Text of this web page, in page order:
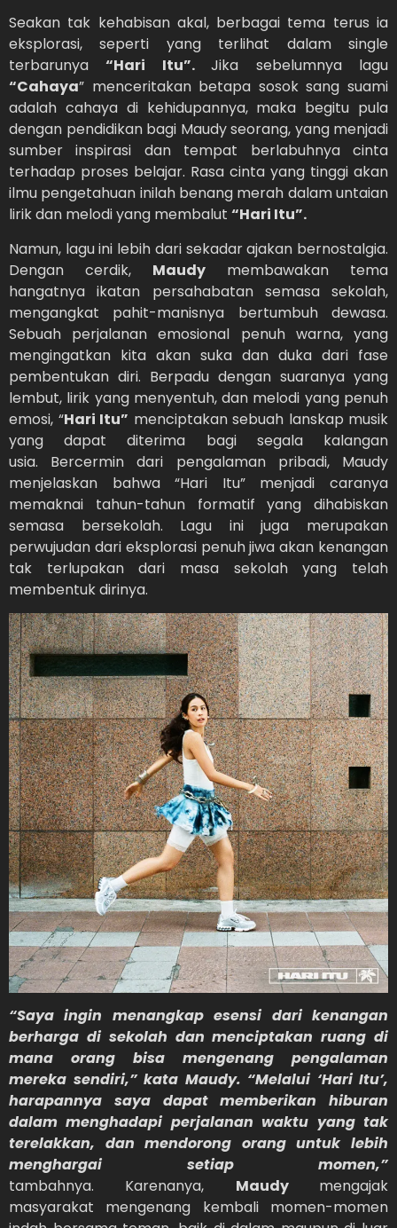
Seakan tak kehabisan akal, berbagai tema terus ia
eksplorasi, seperti yang terlihat dalam single
terbarunya“Hari Itu”.Jika sebelumnya lagu
“Cahaya” menceritakan betapa sosok sang suami
adalah cahaya di kehidupannya, maka begitu pula
dengan pendidikan bagi Maudy seorang, yang menjadi
sumber inspirasi dan tempat berlabuhnya cinta
terhadap proses belajar. Rasa cinta yang tinggi akan
ilmu pengetahuan inilah benang merah dalam untaian
lirik dan melodi yang membalut “Hari Itu”.
Namun, lagu ini lebih dari sekadar ajakan bernostalgia.
Dengan cerdik, Maudy membawakan tema
hangatnya ikatan persahabatan semasa sekolah,
mengangkat pahit-manisnya bertumbuh dewasa.
Sebuah perjalanan emosional penuh warna, yang
mengingatkan kita akan suka dan duka dari fase
pembentukan diri. Berpadu dengan suaranya yang
lembut, lirik yang menyentuh, dan melodi yang penuh
emosi, “Hari Itu” menciptakan sebuah lanskap musik
yang dapat diterima bagi segala kalangan
usia. Bercermin dari pengalaman pribadi, Maudy
menjelaskan bahwa “Hari Itu” menjadi caranya
memaknai tahun-tahun formatif yang dihabiskan
semasa bersekolah. Lagu ini juga merupakan
perwujudan dari eksplorasi penuh jiwa akan kenangan
tak terlupakan dari masa sekolah yang telah
membentuk dirinya.
“Saya ingin menangkap esensi dari kenangan
berharga di sekolah dan menciptakan ruang di
mana orang bisa mengenang pengalaman
mereka sendiri,” kata Maudy. “Melalui ‘Hari Itu’,
harapannya saya dapat memberikan hiburan
dalam menghadapi perjalanan waktu yang tak
terelakkan, dan mendorong orang untuk lebih
menghargai setiap momen,”
tambahnya. Karenanya, Maudy mengajak
masyarakat mengenang kembali momen-momen